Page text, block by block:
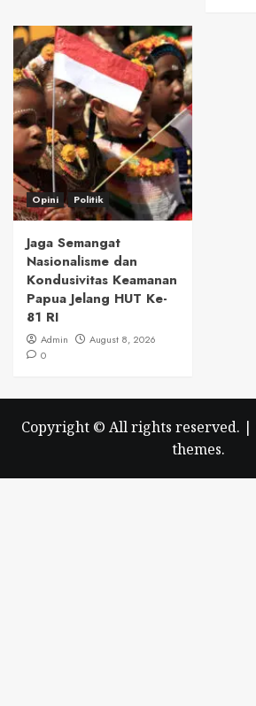
Opini Politik
Jaga Semangat
Nasionalisme dan
Kondusivitas Keamanan
Papua Jelang HUT Ke-
81 RI
Admin
August 8, 2026
0
Copyright © All rights reserved. |
themes.